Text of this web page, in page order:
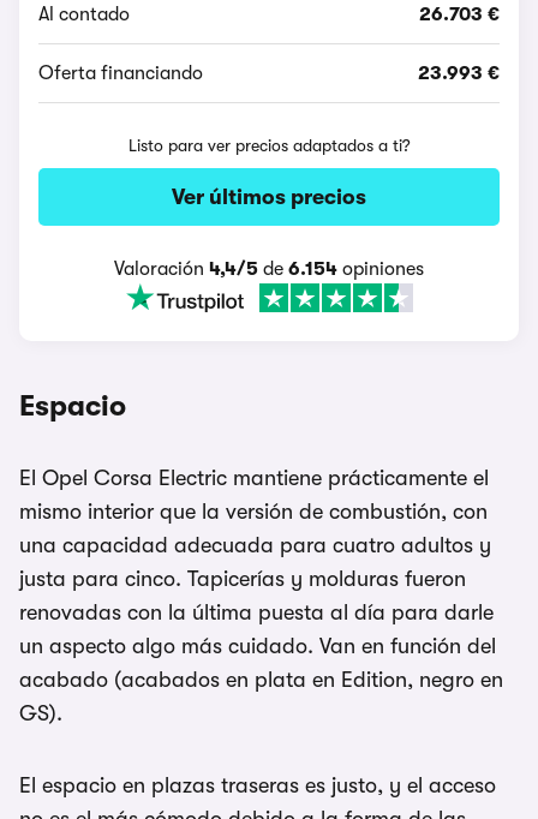
Al contado 26.703 €
Oferta financiando 23.993 €
Listo para ver precios adaptados a ti?
Ver últimos precios
Valoración 4,4/5 de 6.154 opiniones
Espacio
El Opel Corsa Electric mantiene prácticamente el
mismo interior que la versión de combustión, con
una capacidad adecuada para cuatro adultos y
justa para cinco. Tapicerías y molduras fueron
renovadas con la última puesta al día para darle
un aspecto algo más cuidado. Van en función del
acabado (acabados en plata en Edition, negro en
GS).
El espacio en plazas traseras es justo, y el acceso